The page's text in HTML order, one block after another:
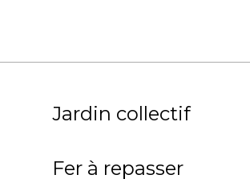
Jardin collectif
Fer à repasser